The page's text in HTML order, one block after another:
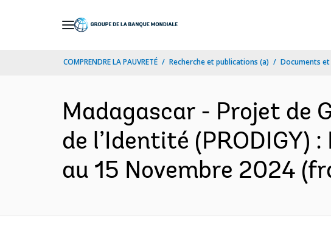
COMPRENDRE LA PAUVRETÉ Recherche et publications (a) Documents
Madagascar - Projet de
de l’Identité (PRODIGY)
au 15 Novembre 2024